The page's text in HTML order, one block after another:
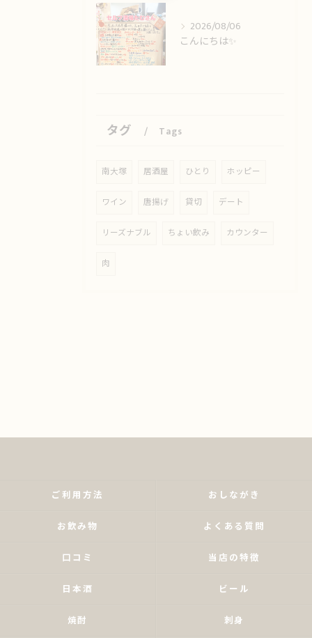
2026/08/06
こんにちは✨️
タグ Tags
南大塚 居酒屋 ひとり ホッピー
ワイン 唐揚げ 貸切 デート
リーズナブル ちょい飲み カウンター
肉
ご利用方法 おしながき
お飲み物 よくある質問
口コミ 当店の特徴
日本酒 ビール
焼酎 刺身